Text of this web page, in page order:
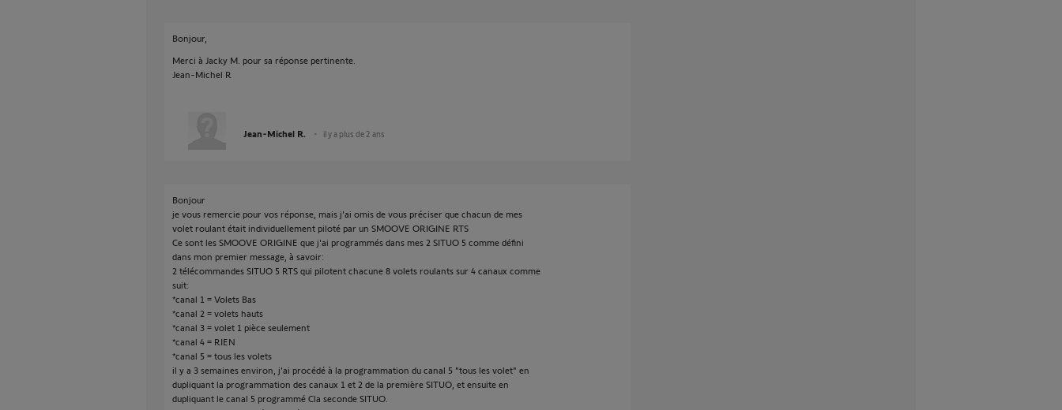
Bonjour,
Merci à Jacky M. pour sa réponse pertinente.
Jean-Michel R
Jean-Michel R. il y a plus de 2 ans
Bonjour
je vous remercie pour vos réponse, mais j'ai omis de vous préciser que chacun de mes
volet roulant était individuellement piloté par un SMOOVE ORIGINE RTS
Ce sont les SMOOVE ORIGINE que j'ai programmés dans mes 2 SITUO 5 comme défini
dans mon premier message, à savoir:
2 télécommandes SITUO 5 RTS qui pilotent chacune 8 volets roulants sur 4 canaux comme
suit:
*canal 1 = Volets Bas
*canal 2 = volets hauts
*canal 3 = volet 1 pièce seulement
*canal 4 = RIEN
*canal 5 = tous les volets
il y a 3 semaines environ, j'ai procédé à la programmation du canal 5 "tous les volet" en
dupliquant la programmation des canaux 1 et 2 de la première SITUO, et ensuite en
dupliquant le canal 5 programmé Cla seconde SITUO.